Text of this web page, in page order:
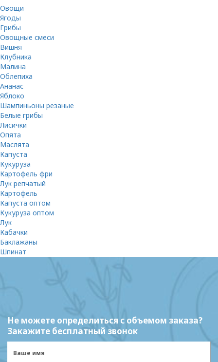
Овощи
Ягоды
Грибы
Овощные смеси
Вишня
Клубника
Малина
Облепиха
Ананас
Яблоко
Шампиньоны резаные
Белые грибы
Лисички
Опята
Маслята
Капуста
Кукуруза
Картофель фри
Лук репчатый
Картофель
Капуста оптом
Кукуруза оптом
Лук
Кабачки
Баклажаны
Шпинат
Не можете определиться с объемом заказа?
Закажите бесплатный звонок